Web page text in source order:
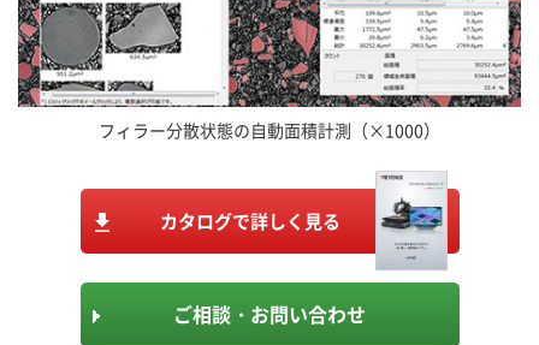
フィラー分散状態の自動面積計測（×1000）
カタログで詳しく見る
ご相談・お問い合わせ